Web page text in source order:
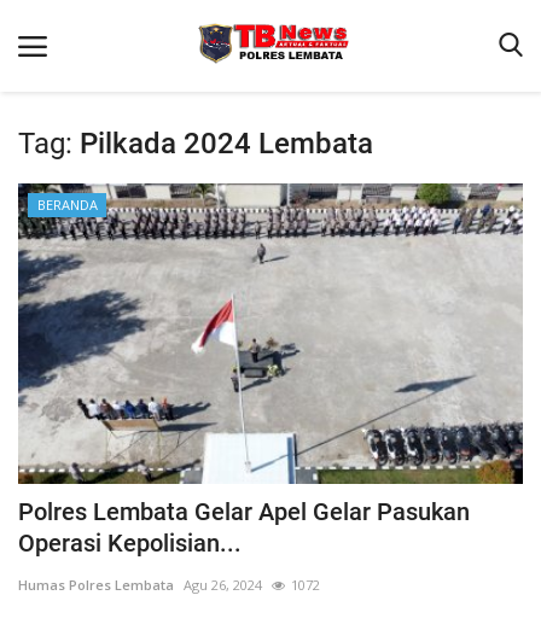
Beranda
Binkam
Terms & Conditions
Giat Ops
Reskrim
Polisi Kita
Lantas
Tag: Pilkada 2024 Lembata
BERANDA
Polres Lembata Gelar Apel Gelar Pasukan
Operasi Kepolisian...
Humas Polres Lembata Agu 26, 2024 1072